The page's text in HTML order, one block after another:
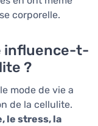
corporelle.
influence-t-
?
mode de vie a
de la cellulite.
le stress, la